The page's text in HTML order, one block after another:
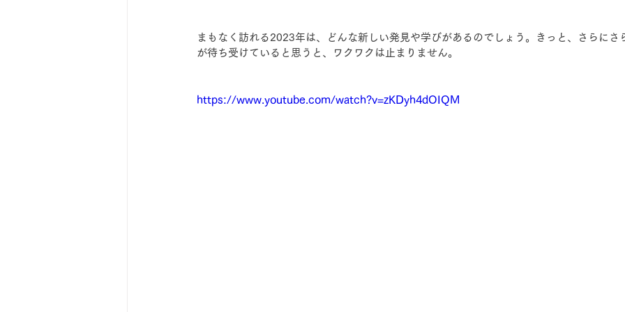
まもなく訪れる2023年は、どんな新しい発見や学びがあるのでしょう。きっと、さらにさ
が待ち受けていると思うと、ワクワクは止まりません。
https://www.youtube.com/watch?v=zKDyh4dOIQM